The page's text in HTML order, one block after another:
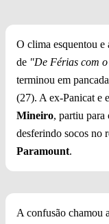
O clima esquentou e
de "De Férias com
terminou em
(27). A ex-Panicat e
Mineiro, partiu para
desferindo socos no
Paramount.
A confusão chamou